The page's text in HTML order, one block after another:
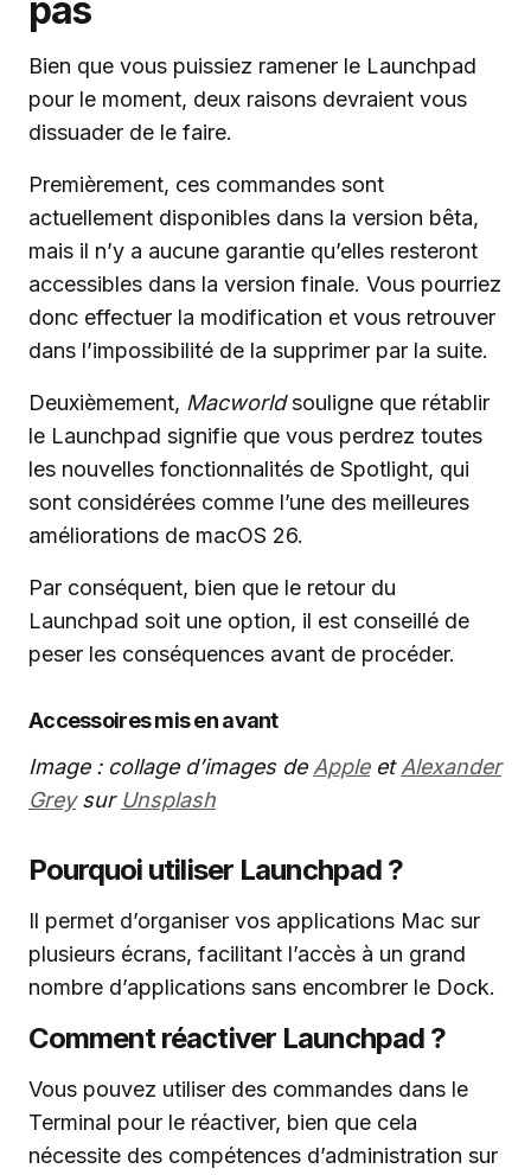
pas
Bien que vous puissiez ramener le Launchpad
pour le moment, deux raisons devraient vous
dissuader de le faire.
Premièrement, ces commandes sont
actuellement disponibles dans la version bêta,
mais il n’y a aucune garantie qu’elles resteront
accessibles dans la version finale. Vous pourriez
donc effectuer la modification et vous retrouver
dans l’impossibilité de la supprimer par la suite.
Deuxièmement, Macworldsouligne que rétablir
le Launchpad signifie que vous perdrez toutes
les nouvelles fonctionnalités de Spotlight, qui
sont considérées comme l’une des meilleures
améliorations de macOS 26.
Par conséquent, bien que le retour du
Launchpad soit une option, il est conseillé de
peser les conséquences avant de procéder.
Accessoires mis en avant
Image : collage d’images de AppleetAlexander
Greysur Unsplash
Pourquoi utiliser Launchpad ?
Il permet d’organiser vos applications Mac sur
plusieurs écrans, facilitant l’accès à un grand
nombre d’applications sans encombrer le Dock.
Comment réactiver Launchpad ?
Vous pouvez utiliser des commandes dans le
Terminal pour le réactiver, bien que cela
nécessite des compétences d’administration sur